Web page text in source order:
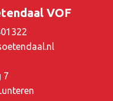
VOF
7